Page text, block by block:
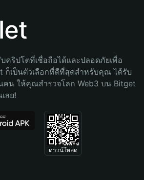
คริปโตที่เชื่อถือได้และปลอดภัยเพื่อ
ก็เป็นตัวเลือกที่ดีที่สุดสำหรับคุณ ได้รับ
คน ให้คุณสำรวจโลก Web3 บน Bitget
ลย!
ดาวน์โหลด